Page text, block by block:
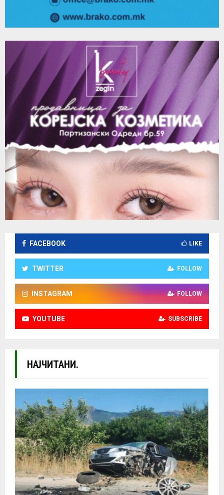
FACEBOOK LIKE
TWITTER FOLLOW
INSTAGRAM FOLLOW
YOUTUBE SUBSCRIBE
НАЈЧИТАНИ.